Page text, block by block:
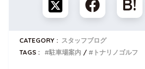
CATEGORY : スタッフブログ
TAGS :
駐車場案内 トナリノゴルフ